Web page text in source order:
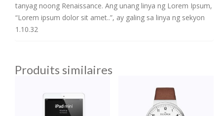
tanyag noong Renaissance. Ang unang linya ng Lorem Ipsum,
“Lorem ipsum dolor sit amet..”, ay galing sa linya ng sekyon
1.10.32
Produits similaires